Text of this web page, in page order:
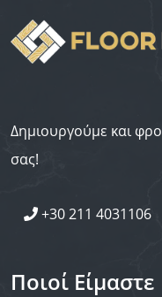
Δημιουργούμε και
σας!
+30 211 4031106
Ποιοί Είμαστε